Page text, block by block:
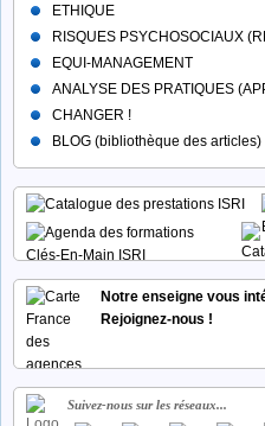
ETHIQUE
RISQUES PSYCHOSOCIAUX
EQUI-MANAGEMENT
ANALYSE DES PRATIQUES
CHANGER !
BLOG (bibliothèque des articles)
Notre enseigne vous
Rejoignez-nous !
Suivez-nous sur les réseaux...